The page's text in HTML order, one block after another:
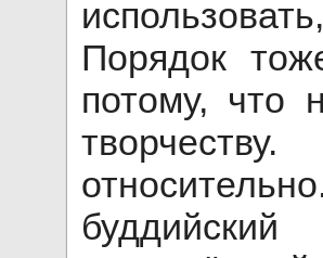
Порядок
потому, что